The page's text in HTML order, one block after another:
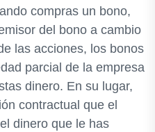
compras un bono,
del bono a cambio
las acciones, los bonos
parcial de la empresa
dinero. En su lugar,
contractual que el
dinero que le has